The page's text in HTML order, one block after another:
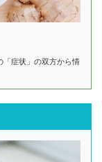
「症状」の双方から情